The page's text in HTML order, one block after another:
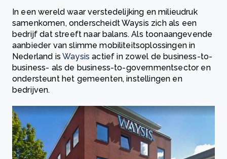
In een wereld waar verstedelijking en milieudruk
samenkomen, onderscheidt Waysis zich als een
bedrijf dat streeft naar balans. Als toonaangevende
aanbieder van slimme mobiliteitsoplossingen in
Nederland isWaysis actief in zowel de business-to-
business- als de business-to-governmentsector en
ondersteunt het gemeenten, instellingen en
bedrijven.